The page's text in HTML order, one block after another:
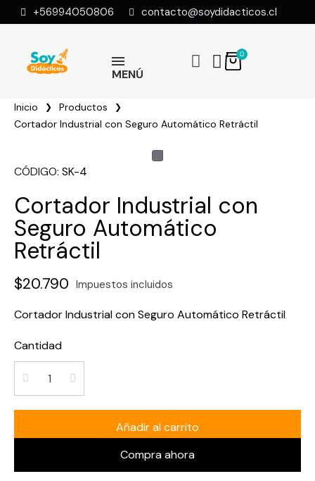
+56994050806 contacto@soydidacticos.cl
MENÚ
Inicio
Productos
Cortador Industrial con Seguro Automático Retráctil
CÓDIGO SK-4
Cortador Industrial con
Seguro Automático
Retráctil
$20.790 Impuestos incluidos
Cortador Industrial con Seguro Automático Retráctil
Cantidad
Añadir al carrito
Compra ahora